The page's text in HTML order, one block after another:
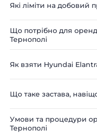
Які ліміти на добовий
Що потрібно для
Тернополі
Як взяти Hyundai
Що таке застава,
Умови та процедури
Тернополі